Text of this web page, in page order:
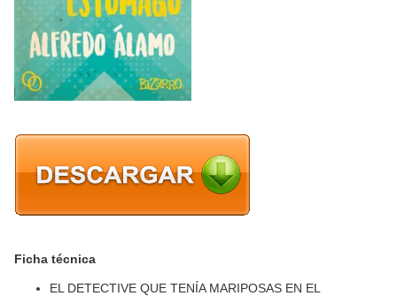
Ficha técnica
EL DETECTIVE QUE TENÍA MARIPOSAS EN EL